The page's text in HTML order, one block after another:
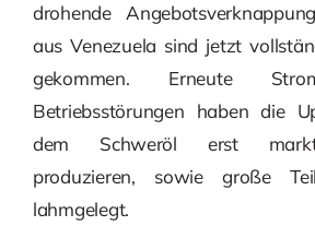
drohende
aus Venezuela sind jetzt
gekommen. Erneute
Betriebsstörungen haben die
dem Schweröl erst
produzieren, sowie große
lahmgelegt.